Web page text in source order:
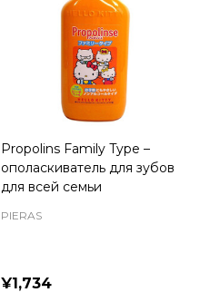
Propolins Family Type –
ополаскиватель для зубов
для всей семьи
PIERAS
¥1,734